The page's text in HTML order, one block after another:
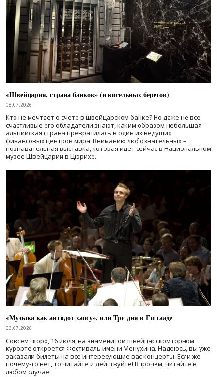
«Швейцария, страна банков» (и кисельных берегов)
08.07.2026
Кто не мечтает о счете в швейцарском банке? Но даже не все
счастливые его обладатели знают, каким образом небольшая
альпийская страна превратилась в один из ведущих
финансовых центров мира. Вниманию любознательных –
познавательная выставка, которая идет сейчас в Национальном
музее Швейцарии в Цюрихе.
«Музыка как антидот хаосу», или Три дня в Гштааде
03.07.2026
Совсем скоро, 16 июля, на знаменитом швейцарском горном
курорте откроется Фестиваль имени Менухина. Надеюсь, вы уже
заказали билеты на все интересующие вас концерты. Если же
почему-то нет, то читайте и действуйте! Впрочем, читайте в
любом случае.